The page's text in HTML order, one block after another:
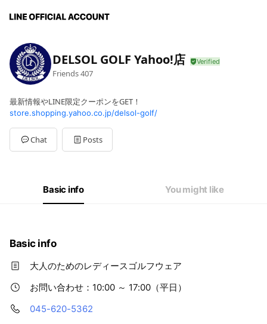
DELSOL GOLF Yahoo!店
Friends407
最新情報やLINE限定クーポンをGET！
store.shopping.yahoo.co.jp/delsol-golf/
Chat Posts
Basic info You might like
Basic info
大人のためのレディースゴルフウェア
お問い合わせ：10:00 ～ 17:00（平日）
045-620-5362